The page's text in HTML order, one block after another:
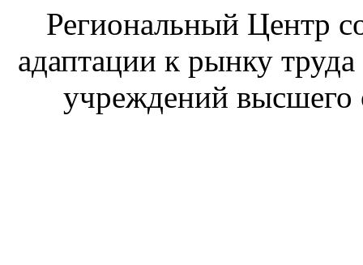
Региональный Центр
адаптации к рынку
учреждений